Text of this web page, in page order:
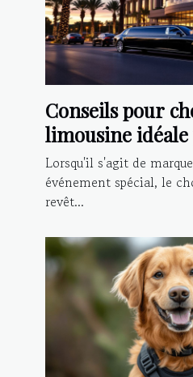
Conseils pour
limousine
type
Lorsqu'il s'agit de
événement spécial, le
revêt...